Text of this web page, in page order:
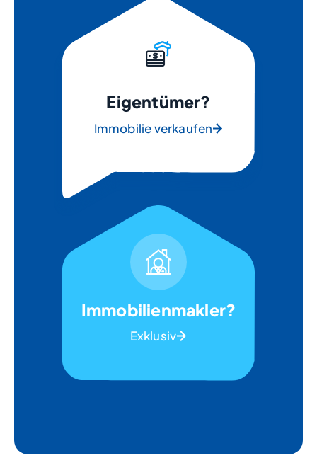
Eigentümer?
Immobilie verkaufen
Immobilienmakler?
Exklusiv